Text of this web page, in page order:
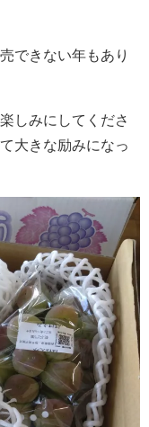
できない年もあり
しみにしてくださ
大きな励みになっ